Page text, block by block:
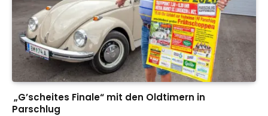
„G’scheites Finale“ mit den Oldtimern in
Parschlug